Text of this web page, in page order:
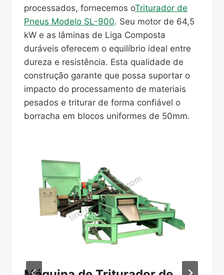
processados, fornecemos oTriturador de
Pneus Modelo SL-900. Seu motor de 64,5
kW e as lâminas de Liga Composta
duráveis oferecem o equilíbrio ideal entre
dureza e resistência. Esta qualidade de
construção garante que possa suportar o
impacto do processamento de materiais
pesados e triturar de forma confiável o
borracha em blocos uniformes de 50mm.